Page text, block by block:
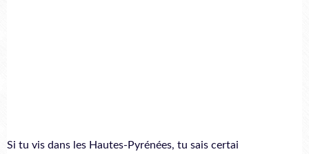
Si tu vis dans les Hautes-Pyrénées, tu sais certai